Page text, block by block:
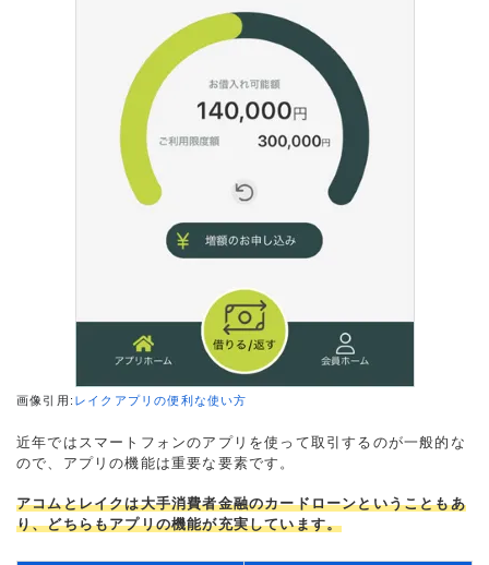
画像引用: レイクアプリの便利な使い方
近年ではスマートフォンのアプリを使って取引するのが一般的な
ので、アプリの機能は重要な要素です。
アコムとレイクは大手消費者金融のカードローンということもあ
り、どちらもアプリの機能が充実しています。